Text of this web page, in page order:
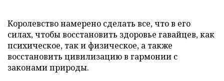
Королевство намерено сделать все, что в его
силах, чтобы восстановить здоровье гавайцев, как
психическое, так и физическое, а также
восстановить цивилизацию в гармонии с
законами природы.